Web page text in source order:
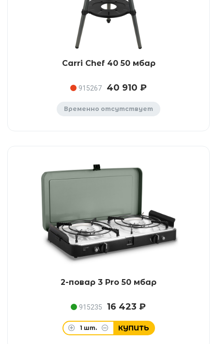
Carri Chef 40 50 мбар
915267 40 910 ₽
Временно отсутствует
2-повар 3 Pro 50 мбар
915235 16 423 ₽
1 шт. КУПИТЬ